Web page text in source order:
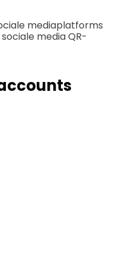
mediaplatforms
media QR-